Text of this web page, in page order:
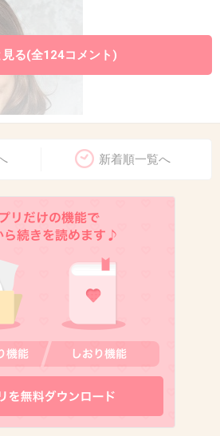
+91
見る(全124コメント)
新着順一覧へ